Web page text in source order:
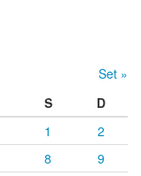
Set »
S
D
1
2
8
9